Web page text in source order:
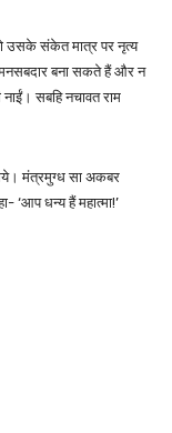
उसके संकेत मात्र पर नृत्य
बना सकते हैं और न
सबहि नचावत राम
मंत्रमुग्ध सा अकबर
धन्य हैं महात्मा!’